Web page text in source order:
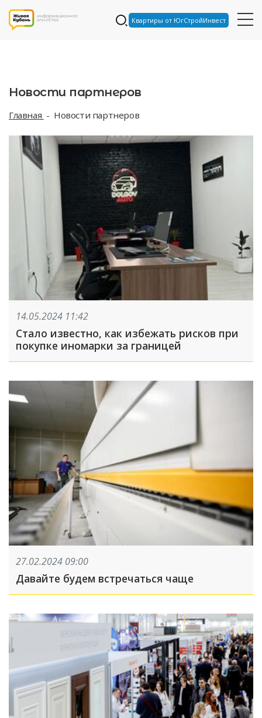
Квартиры от ЮгСтройИнвест
Новости партнеров
Главная Новости партнеров
14.05.2024 11:42
Стало известно, как избежать рисков при
покупке иномарки за границей
27.02.2024 09:00
Давайте будем встречаться чаще